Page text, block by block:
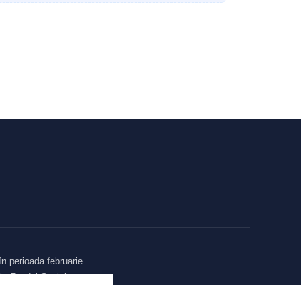
perioada februarie
Fondul Social